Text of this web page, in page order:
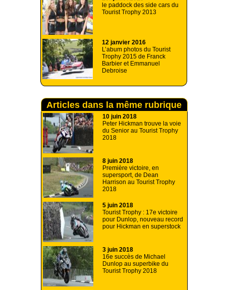
le paddock des side cars du
Tourist Trophy 2013
12 janvier 2016
L’abum photos du Tourist
Trophy 2015 de Franck
Barbier et Emmanuel
Debroise
Articles dans la même rubrique
10 juin 2018
Peter Hickman trouve la voie
du Senior au Tourist Trophy
2018
8 juin 2018
Première victoire, en
supersport, de Dean
Harrison au Tourist Trophy
2018
5 juin 2018
Tourist Trophy : 17e victoire
pour Dunlop, nouveau record
pour Hickman en superstock
3 juin 2018
16e succès de Michael
Dunlop au superbike du
Tourist Trophy 2018